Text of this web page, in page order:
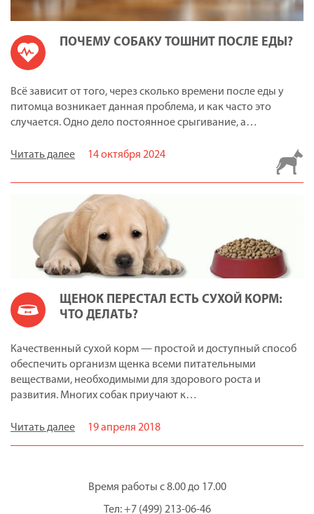
ПОЧЕМУ СОБАКУ ТОШНИТ ПОСЛЕ ЕДЫ?
Всё зависит от того, через сколько времени после еды у
питомца возникает данная проблема, и как часто это
случается. Одно дело постоянное срыгивание, а…
Читать далее 14 октября 2024
ЩЕНОК ПЕРЕСТАЛ ЕСТЬ СУХОЙ КОРМ:
ЧТО ДЕЛАТЬ?
Качественный сухой корм — простой и доступный способ
обеспечить организм щенка всеми питательными
веществами, необходимыми для здорового роста и
развития. Многих собак приучают к…
Читать далее 19 апреля 2018
Время работы с 8.00 до 17.00
Тел: +7 (499) 213-06-46